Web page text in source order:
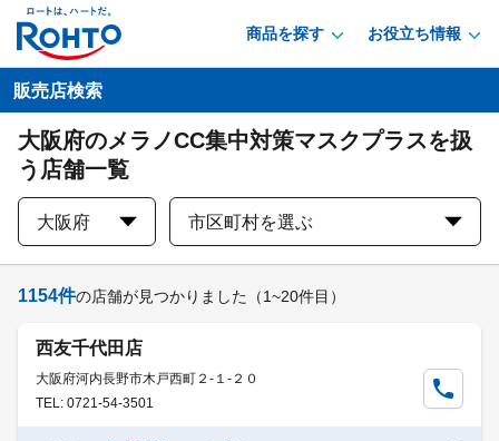
商品を探す お役立ち情報
販売店検索
大阪府のメラノCC集中対策マスクプラスを扱
う店舗一覧
大阪府 市区町村を選ぶ
1154件の店舗が見つかりました （1~20件目）
西友千代田店
大阪府河内長野市木戸西町２-１-２０
TEL: 0721-54-3501